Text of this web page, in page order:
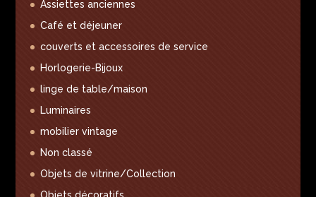
Assiettes anciennes
Café et déjeuner
couverts et accessoires de service
Horlogerie-Bijoux
linge de table/maison
Luminaires
mobilier vintage
Non classé
Objets de vitrine/Collection